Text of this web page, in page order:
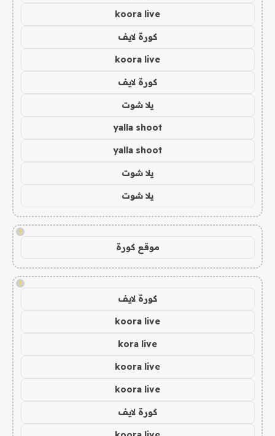
koora live
كورة لايف
koora live
كورة لايف
يلا شوت
yalla shoot
yalla shoot
يلا شوت
يلا شوت
!
موقع كورة
!
كورة لايف
koora live
kora live
koora live
koora live
كورة لايف